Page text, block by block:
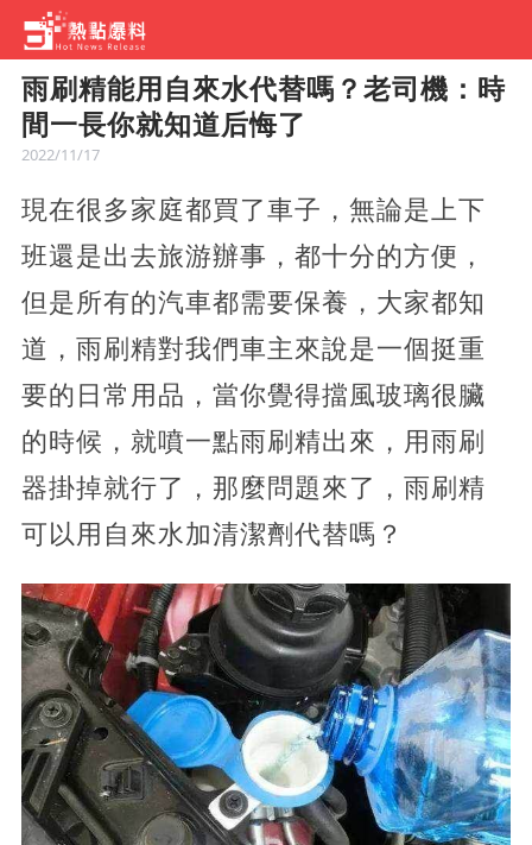
雨刷精能用自來水代替嗎？老司機：時
間一長你就知道后悔了
2022/11/17
現在很多家庭都買了車子，無論是上下
班還是出去旅游辦事，都十分的方便，
但是所有的汽車都需要保養，大家都知
道，雨刷精對我們車主來說是一個挺重
要的日常用品，當你覺得擋風玻璃很臟
的時候，就噴一點雨刷精出來，用雨刷
器掛掉就行了，那麼問題來了，雨刷精
可以用自來水加清潔劑代替嗎？